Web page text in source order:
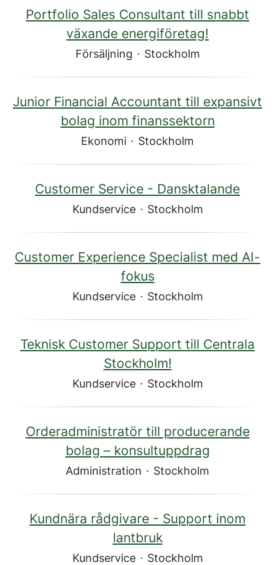
Portfolio Sales Consultant till snabbt
växande energiföretag!
Försäljning · Stockholm
Junior Financial Accountant till expansivt
bolag inom finanssektorn
Ekonomi · Stockholm
Customer Service - Dansktalande
Kundservice · Stockholm
Customer Experience Specialist med AI-
fokus
Kundservice · Stockholm
Teknisk Customer Support till Centrala
Stockholm!
Kundservice · Stockholm
Orderadministratör till producerande
bolag – konsultuppdrag
Administration · Stockholm
Kundnära rådgivare - Support inom
lantbruk
Kundservice · Stockholm